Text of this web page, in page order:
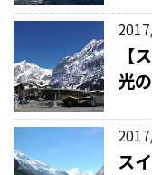
【
光
ス